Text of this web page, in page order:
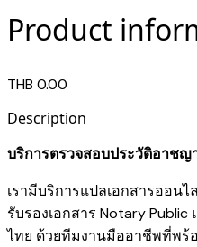
Product
THB 0.00
Description
บริการตรวจสอบประวัติอาชญ
เรามีบริการแปลเอกสารออนไ
รับรองเอกสาร Notary Public
ไทย ด้วยทีมงานมืออาชีพที่พร้